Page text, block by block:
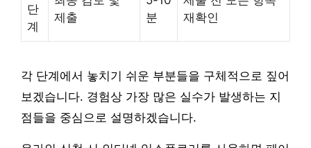
단
계
제출
분
재확인
각 단계에서 놓치기 쉬운 부분들을 구체적으로 짚어
보겠습니다. 경험상 가장 많은 실수가 발생하는 지
점들을 중심으로 설명하겠습니다.